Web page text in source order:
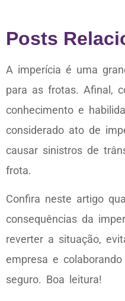
Posts
A imperícia é uma
para as frotas. Afinal,
conhecimento e
considerado ato de
causar sinistros de
frota.
Confira neste artigo
consequências da
reverter a situação,
empresa e
seguro. Boa leitura!